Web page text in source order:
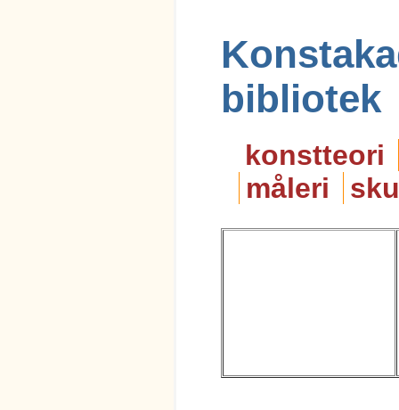
bibliotek
konstteori
måleri